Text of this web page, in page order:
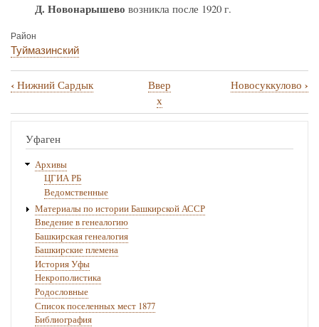
Д. Новонарышево возникла после 1920 г.
Район
Туймазинский
Перекрёстные
ссылки
книги
для
Новонарышево
‹ Нижний Сардык
Ввер
х
Новосуккулово ›
Уфаген
Архивы
ЦГИА РБ
Ведомственные
Материалы по истории Башкирской АССР
Введение в генеалогию
Башкирская генеалогия
Башкирские племена
История Уфы
Некрополистика
Родословные
Список поселенных мест 1877
Библиография